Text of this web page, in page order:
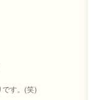
です。(笑)